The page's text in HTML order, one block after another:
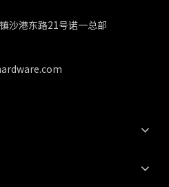
沙港东路21号诺一总部